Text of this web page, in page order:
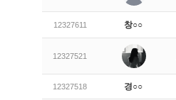
12327611 창○○
12327521
12327518 경○○